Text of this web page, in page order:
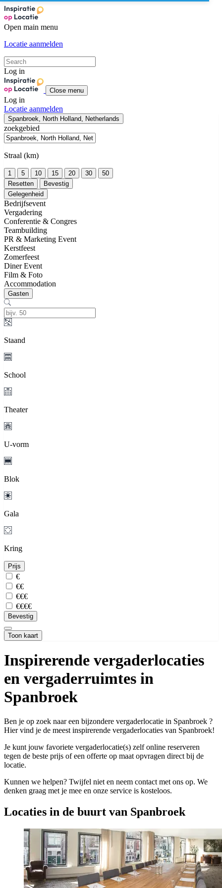
Open main menu
Locatie aanmelden
Log in
Close menu
Log in
Locatie aanmelden
Spanbroek, North Holland, Netherlands
zoekgebied
Straal (km)
1 5 10 15 20 30
50
Resetten
Bevestig
Gelegenheid
Bedrijfsevent
Vergadering
Conferentie & Congres
Teambuilding
PR & Marketing Event
Kerstfeest
Zomerfeest
Diner Event
Film & Foto
Accommodation
Gasten
Staand
School
Theater
U-vorm
Blok
Gala
Kring
Prijs
€
€€
€€€
€€€€
Bevestig
Toon kaart
Inspirerende vergaderlocaties
en vergaderruimtes in
Spanbroek
Ben je op zoek naar een bijzondere vergaderlocatie in Spanbroek ?
Hier vind je de meest inspirerende vergaderlocaties van Spanbroek!
Je kunt jouw favoriete vergaderlocatie(s) zelf online reserveren
tegen de beste prijs of een offerte op maat opvragen direct bij de
locatie.
Kunnen we helpen? Twijfel niet en neem contact met ons op. We
denken graag met je mee en onze service is kosteloos.
Locaties in de buurt van Spanbroek